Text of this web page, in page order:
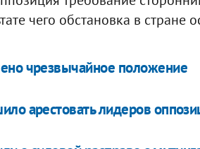
чего обстановка в стране
чрезвычайное положение
арестовать лидеров